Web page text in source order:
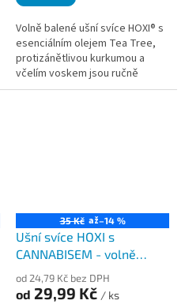
Volně balené ušní svíce HOXI® s
esenciálním olejem Tea Tree,
protizánětlivou kurkumou a
včelím voskem jsou ručně
vyráběné v České republice z
35 Kč až–14 %
Ušní svíce HOXI s
CANNABISEM - volně
balené
od 24,79 Kč bez DPH
od 29,99 Kč / ks